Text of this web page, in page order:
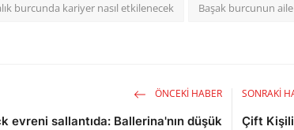
burcunda kariyer nasıl etkilenecek Başak burcunun
ÖNCEKI HABER
evreni sallantıda: Ballerina'nın düşük
SONRAKI
Çift